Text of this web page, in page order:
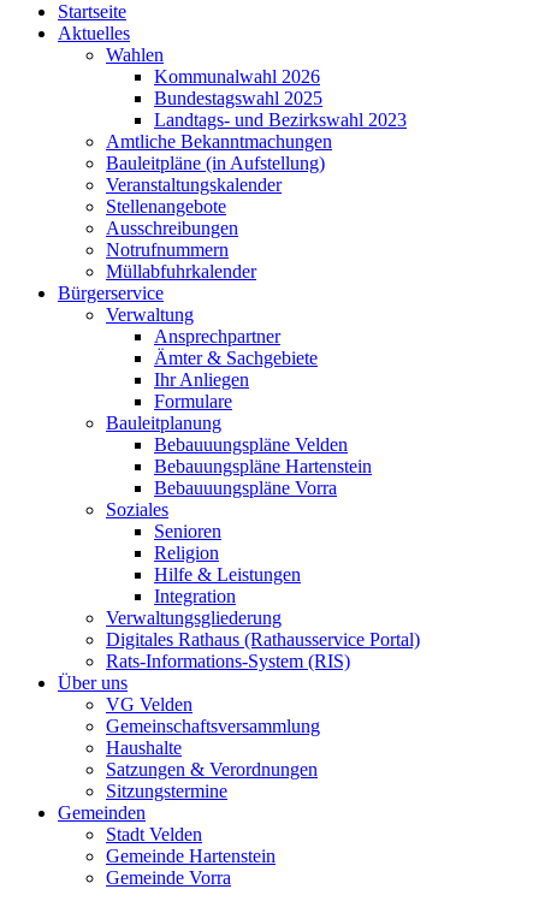
Startseite
Aktuelles
Wahlen
Kommunalwahl 2026
Bundestagswahl 2025
Landtags- und Bezirkswahl 2023
Amtliche Bekanntmachungen
Bauleitpläne (in Aufstellung)
Veranstaltungskalender
Stellenangebote
Ausschreibungen
Notrufnummern
Müllabfuhrkalender
Bürgerservice
Verwaltung
Ansprechpartner
Ämter & Sachgebiete
Ihr Anliegen
Formulare
Bauleitplanung
Bebauuungspläne Velden
Bebauungspläne Hartenstein
Bebauuungspläne Vorra
Soziales
Senioren
Religion
Hilfe & Leistungen
Integration
Verwaltungsgliederung
Digitales Rathaus (Rathausservice Portal)
Rats-Informations-System (RIS)
Über uns
VG Velden
Gemeinschaftsversammlung
Haushalte
Satzungen & Verordnungen
Sitzungstermine
Gemeinden
Stadt Velden
Gemeinde Hartenstein
Gemeinde Vorra